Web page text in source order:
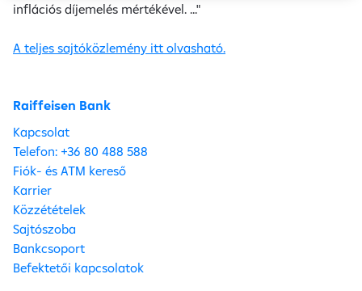
inflációs díjemelés mértékével. ..."
A teljes sajtóközlemény itt olvasható.
Raiffeisen Bank
Kapcsolat
Telefon: +36 80 488 588
Fiók- és ATM kereső
Karrier
Közzétételek
Sajtószoba
Bankcsoport
Befektetői kapcsolatok